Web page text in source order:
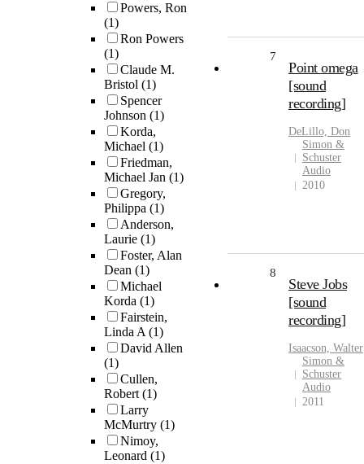
Powers, Ron
(1)
Ron Powers
(1)
Claude M.
Bristol (1)
Spencer
Johnson (1)
Korda,
Michael (1)
Friedman,
Michael Jan (1)
Gregory,
Philippa (1)
Anderson,
Laurie (1)
Foster, Alan
Dean (1)
Michael
Korda (1)
Fairstein,
Linda A(1)
David Allen
(1)
Cullen,
Robert(1)
Larry
McMurtry (1)
Nimoy,
Leonard (1)
7
Point omega
[sound
recording]
DeLillo, Don
Simon &
Schuster
Audio
2010
8
Steve Jobs
[sound
recording]
Isaacson, Walter
Simon &
Schuster
Audio
2011